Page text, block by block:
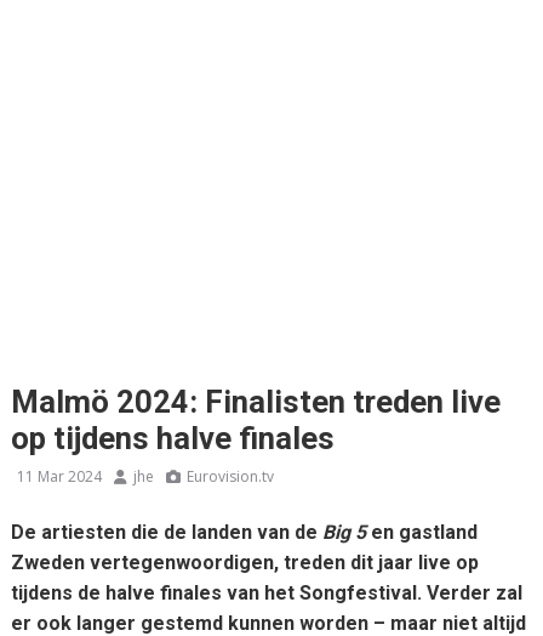
Malmö 2024: Finalisten treden live
op tijdens halve finales
11 Mar 2024 jhe Eurovision.tv
De artiesten die de landen van de Big 5en gastland
Zweden vertegenwoordigen, treden dit jaar live op
tijdens de halve finales van het Songfestival. Verder zal
er ook langer gestemd kunnen worden – maar niet altijd